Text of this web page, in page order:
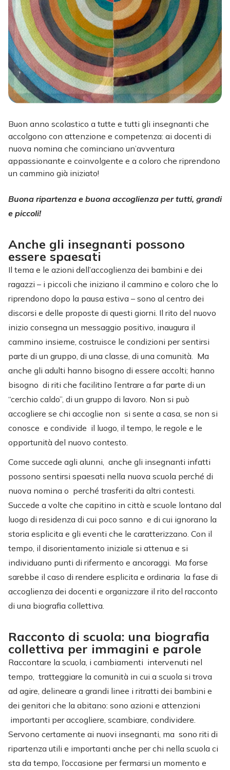
Buon anno scolastico a tutte e tutti gli insegnanti che
accolgono con attenzione e competenza: ai docenti di
nuova nomina che cominciano un’avventura
appassionante e coinvolgente e a coloro che riprendono
un cammino già iniziato!
Buona ripartenza e buona accoglienza per tutti, grandi
e piccoli!
Anche gli insegnanti possono
essere spaesati
Il tema e le azioni dell’accoglienza dei bambini e dei
ragazzi – i piccoli che iniziano il cammino e coloro che lo
riprendono dopo la pausa estiva – sono al centro dei
discorsi e delle proposte di questi giorni. Il rito del nuovo
inizio consegna un messaggio positivo, inaugura il
cammino insieme, costruisce le condizioni per sentirsi
parte di un gruppo, di una classe, di una comunità. Ma
anche gli adulti hanno bisogno di essere accolti; hanno
bisogno di riti che facilitino l’entrare a far parte di un
“cerchio caldo”, di un gruppo di lavoro. Non si può
accogliere se chi accoglie non si sente a casa, se non si
conosce e condivide il luogo, il tempo, le regole e le
opportunità del nuovo contesto.
Come succede agli alunni, anche gli insegnanti infatti
possono sentirsi spaesati nella nuova scuola perché di
nuova nomina o perché trasferiti da altri contesti.
Succede a volte che capitino in città e scuole lontano dal
luogo di residenza di cui poco sanno e di cui ignorano la
storia esplicita e gli eventi che le caratterizzano. Con il
tempo, il disorientamento iniziale si attenua e si
individuano punti di rifermento e ancoraggi. Ma forse
sarebbe il caso di rendere esplicita e ordinaria la fase di
accoglienza dei docenti e organizzare il rito del racconto
di una biografia collettiva.
Racconto di scuola: una biografia
collettiva per immagini e parole
Raccontare la scuola, i cambiamenti intervenuti nel
tempo, tratteggiare la comunità in cui a scuola si trova
ad agire, delineare a grandi linee i ritratti dei bambini e
dei genitori che la abitano: sono azioni e attenzioni
importanti per accogliere, scambiare, condividere.
Servono certamente ai nuovi insegnanti, ma sono riti di
ripartenza utili e importanti anche per chi nella scuola ci
sta da tempo, l’occasione per fermarsi un momento e